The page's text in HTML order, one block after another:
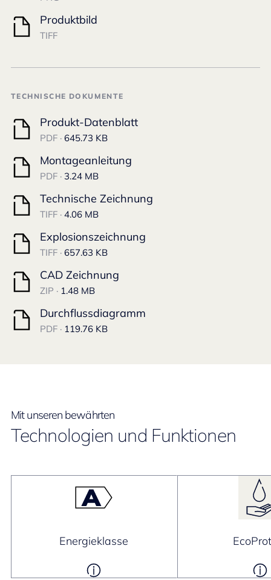
Produktbild
TIFF
TECHNISCHE DOKUMENTE
Produkt-Datenblatt
PDF · 645.73 KB
Montageanleitung
PDF · 3.24 MB
Technische Zeichnung
TIFF · 4.06 MB
Explosionszeichnung
TIFF · 657.63 KB
CAD Zeichnung
ZIP · 1.48 MB
Durchflussdiagramm
PDF · 119.76 KB
Mit unseren bewährten
Technologien und Funktionen
Energieklasse